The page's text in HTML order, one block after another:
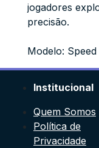
jogadores
precisão.
Modelo: Speed
Institucional
Quem Somos
Política de
Privacidade